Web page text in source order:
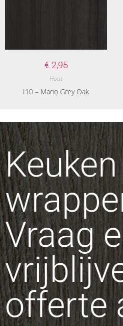
€ 2,95
Hout
I10 – Mario Grey Oak
Keuken
Vraag
offerte